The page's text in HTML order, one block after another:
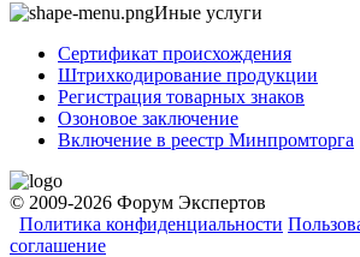
Иные услуги
Сертификат происхождения
Штрихкодирование продукции
Регистрация товарных знаков
Озоновое заключение
Включение в реестр Минпромторга
© 2009-2026 Форум Экспертов
Политика конфиденциальности
соглашение